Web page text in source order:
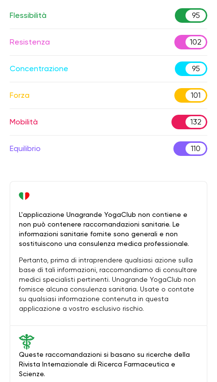
Flessibilità 95
Resistenza 102
Concentrazione 95
Forza 101
Mobilità 132
Equilibrio 110
Queste raccomandazioni si basano su ricerche della
Rivista Internazionale di Ricerca Farmaceutica e
Scienze.
L'applicazione Unagrande YogaClub non contiene e
non può contenere raccomandazioni sanitarie. Le
informazioni sanitarie fornite sono generali e non
sostituiscono una consulenza medica professionale.
Pertanto, prima di intraprendere qualsiasi azione sulla
base di tali informazioni, raccomandiamo di consultare
medici specialisti pertinenti. Unagrande YogaClub non
fornisce alcuna consulenza sanitaria. Usate o contate
su qualsiasi informazione contenuta in questa
applicazione a vostro esclusivo rischio.